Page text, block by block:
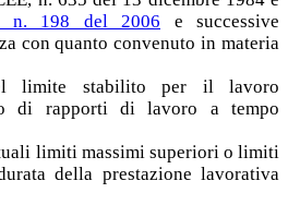
n. 198 del 2006 e successive
con quanto convenuto in materia
limite stabilito per il lavoro
di rapporti di lavoro a tempo
limiti massimi superiori o limiti
della prestazione lavorativa